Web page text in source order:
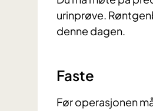
urinprøve.
denne dagen.
Faste
Før operasjonen